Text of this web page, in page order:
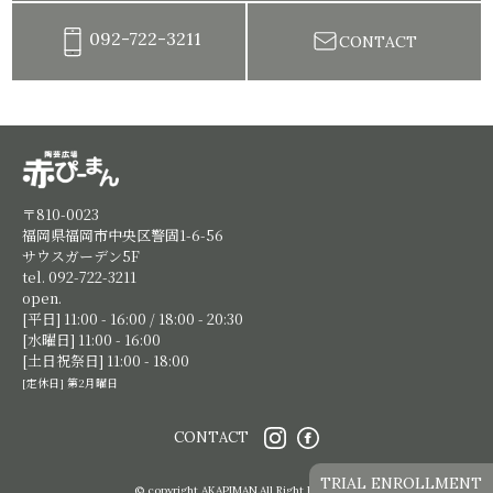
092-722-3211 CONTACT
〒810-0023
福岡県福岡市中央区警固1-6-56
サウスガーデン5F
tel. 092-722-3211
open.
[平日] 11:00 - 16:00 / 18:00 - 20:30
[水曜日] 11:00 - 16:00
[土日祝祭日] 11:00 - 18:00
[定休日] 第2月曜日
CONTACT
© copyright AKAPIMAN.All Right Reserved.TRIAL ENROLLMENT